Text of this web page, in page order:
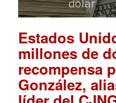
Estados
millones de
recompensa
González,